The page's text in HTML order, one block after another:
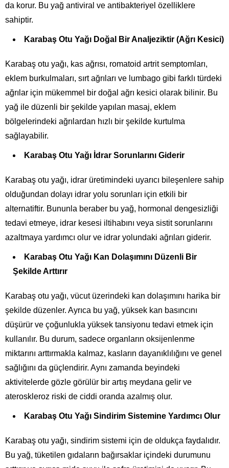
da korur. Bu yağ antiviral ve antibakteriyel özelliklere
sahiptir.
Karabaş Otu Yağı Doğal Bir Analjeziktir (Ağrı Kesici)
Karabaş otu yağı, kas ağrısı, romatoid artrit semptomları,
eklem burkulmaları, sırt ağrıları ve lumbago gibi farklı türdeki
ağrılar için mükemmel bir doğal ağrı kesici olarak bilinir. Bu
yağ ile düzenli bir şekilde yapılan masaj, eklem
bölgelerindeki ağrılardan hızlı bir şekilde kurtulma
sağlayabilir.
Karabaş Otu Yağı İdrar Sorunlarını Giderir
Karabaş otu yağı, idrar üretimindeki uyarıcı bileşenlere sahip
olduğundan dolayı idrar yolu sorunları için etkili bir
alternatiftir. Bununla beraber bu yağ, hormonal dengesizliği
tedavi etmeye, idrar kesesi iltihabını veya sistit sorunlarını
azaltmaya yardımcı olur ve idrar yolundaki ağrıları giderir.
Karabaş Otu Yağı Kan Dolaşımını Düzenli Bir
Şekilde Arttırır
Karabaş otu yağı, vücut üzerindeki kan dolaşımını harika bir
şekilde düzenler. Ayrıca bu yağ, yüksek kan basıncını
düşürür ve çoğunlukla yüksek tansiyonu tedavi etmek için
kullanılır. Bu durum, sadece organların oksijenlenme
miktarını arttırmakla kalmaz, kasların dayanıklılığını ve genel
sağlığını da güçlendirir. Aynı zamanda beyindeki
aktivitelerde gözle görülür bir artış meydana gelir ve
ateroskleroz riski de ciddi oranda azalmış olur.
Karabaş Otu Yağı Sindirim Sistemine Yardımcı Olur
Karabaş otu yağı, sindirim sistemi için de oldukça faydalıdır.
Bu yağ, tüketilen gıdaların bağırsaklar içindeki durumunu